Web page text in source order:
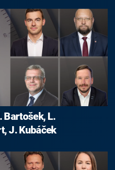
Bartošek, L.
J. Kubáček